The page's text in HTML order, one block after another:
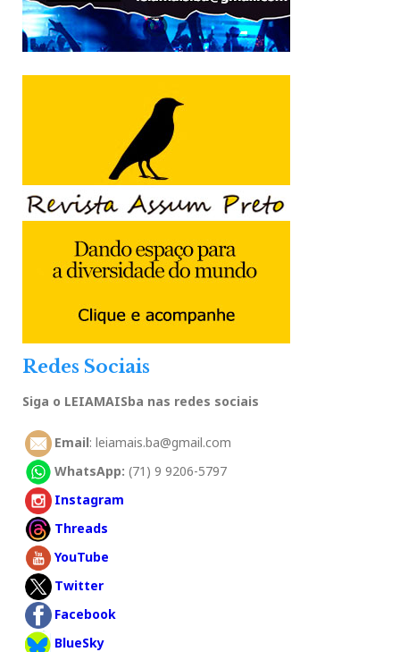
Redes Sociais
Siga o LEIAMAISba nas redes sociais
Email: leiamais.ba@gmail.com
WhatsApp: (71) 9 9206-5797
Instagram
Threads
YouTube
Twitter
Facebook
BlueSky